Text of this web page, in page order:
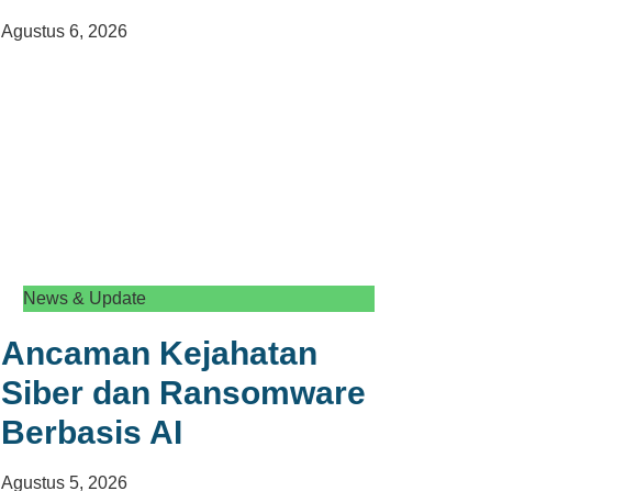
Agustus 6, 2026
News & Update
Ancaman Kejahatan
Siber dan Ransomware
Berbasis AI
Agustus 5, 2026